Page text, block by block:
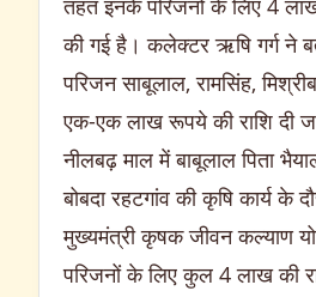
तहत इनके परिजनों के लिए 4
की गई है। कलेक्टर ऋषि गर्ग ने
परिजन साबूलाल, रामसिंह,
एक-एक लाख रूपये की राशि दी
नीलबढ़ माल में बाबूलाल पिता
बोबदा रहटगांव की कृषि कार्य के
मुख्यमंत्री कृषक जीवन कल्याण
परिजनों के लिए कुल 4 लाख की